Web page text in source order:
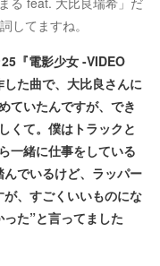
してますね。
『電影少女 -VIDEO
た曲で、大比良さんに
ていたんですが、でき
くて。僕はトラックと
一緒に仕事をしている
でいるけど、ラッパー
、すごくいいものにな
た”と言ってました